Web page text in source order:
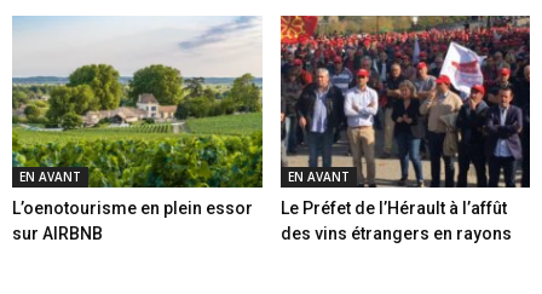
EN AVANT
L’oenotourisme en plein essor
sur AIRBNB
EN AVANT
Le Préfet de l’Hérault à l’affût
des vins étrangers en rayons